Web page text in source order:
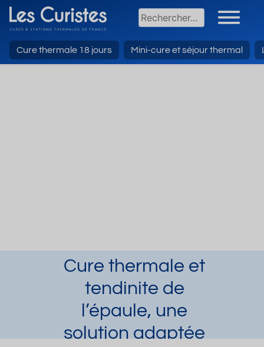
Cure thermale 18 jours Mini-cure et séjour thermal
Cure thermale et
tendinite de
l’épaule, une
solution adaptée